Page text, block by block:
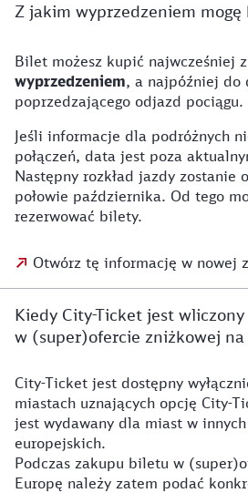
Z jakim wyprzedzeniem
Bilet możesz kupić najwcześniej z
wyprzedzeniem, a najpóźniej do
poprzedzającego odjazd pociągu.
Jeśli informacje dla podróżnych
połączeń, data jest poza
Następny rozkład jazdy zostanie
połowie października. Od tego
rezerwować bilety.
Otwórz tę informację w nowej
Kiedy City-Ticket jest
w (super)ofercie zniżkowej na
City-Ticket jest dostępny
miastach uznających opcję City-
jest wydawany dla miast w
europejskich.
Podczas zakupu biletu w
Europę należy zatem podać